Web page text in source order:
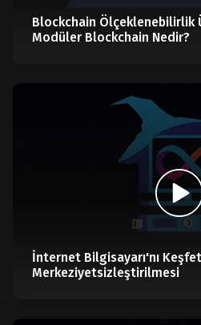
Blockchain Ölçeklenebilirlik
Modüler Blockchain Nedir?
İnternet Bilgisayarı'nı
Merkeziyetsizleştirilmesi